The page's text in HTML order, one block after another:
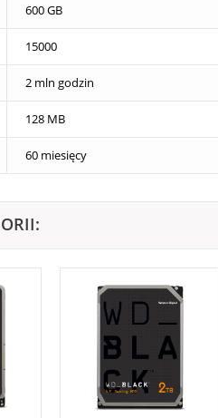
600 GB
15000
2 mln godzin
128 MB
60 miesięcy